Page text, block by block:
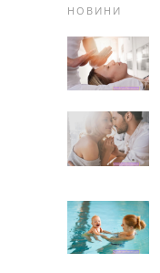
НОВИНИ